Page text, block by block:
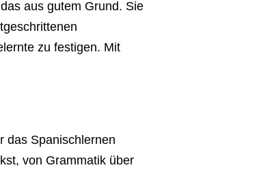
aus gutem Grund. Sie
zu festigen. Mit
das Spanischlernen
von Grammatik über